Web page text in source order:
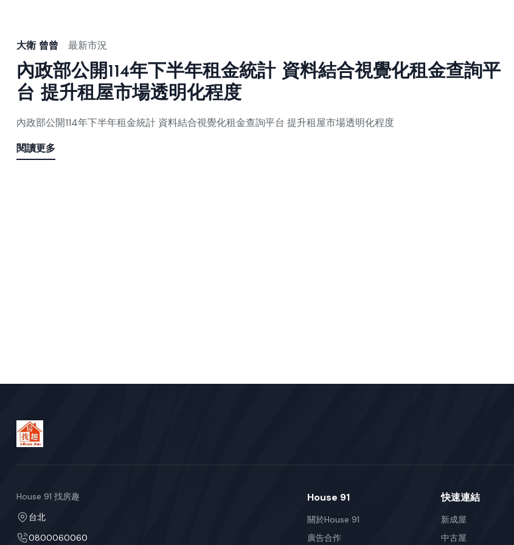
大衛 曾曾 最新市況
內政部公開114年下半年租金統計 資料結合視覺化租金查詢平
台 提升租屋市場透明化程度
內政部公開114年下半年租金統計 資料結合視覺化租金查詢平台 提升租屋市場透明化程度
閱讀更多
House 91 找房趣
台北
0800060060
House 91
關於House 91
廣告合作
快速連結
新成屋
中古屋